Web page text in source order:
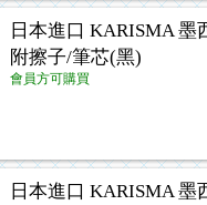
日本進口 KARISMA 墨
附擦子/筆芯(黑)
會員方可購買
日本進口 KARISMA 墨